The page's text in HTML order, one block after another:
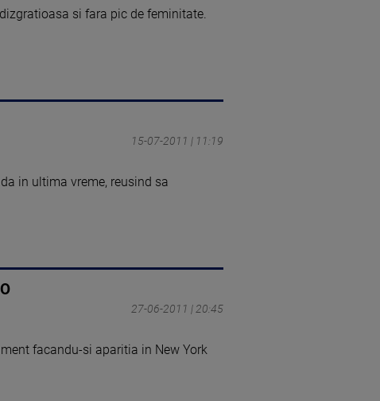
si fara pic de feminitate.
15-07-2011 | 11:19
in ultima vreme, reusind sa
27-06-2011 | 20:45
facandu-si aparitia in New York